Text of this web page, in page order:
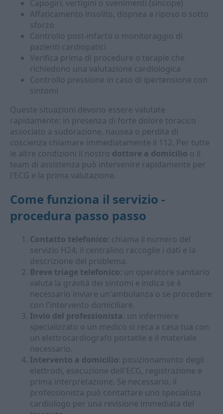
Capogiri, vertigini o svenimenti (sincope)
Affaticamento insolito, dispnea a riposo o sotto
sforzo
Controllo post-infarto o monitoraggio di
pazienti cardiopatici
Verifica prima di procedure o terapie che
richiedono una valutazione cardiologica
Controllo pressione in caso di ipertensione con
sintomi
Queste situazioni devono essere valutate
rapidamente: in presenza di forte dolore toracico
associato a sudorazione, nausea o perdita di
coscienza chiamare immediatamente il 112. Per tutte
le altre condizioni il nostro dottore a domicilio o il
team di assistenza può intervenire rapidamente per
l'ECG e la prima valutazione.
Come funziona il servizio -
procedura passo passo
Contatto telefonico: chiama il numero del
servizio H24; il centralino raccoglie i dati e la
descrizione del problema.
Breve triage telefonico: un operatore sanitario
valuta la gravità dei sintomi e indica se è
necessario inviare un'ambulanza o se procedere
con l'intervento domiciliare.
Invio del professionista: un infermiere
specializzato o un medico si reca a casa tua con
un elettrocardiografo portatile e il materiale
necessario.
Intervento a domicilio: posizionamento degli
elettrodi, esecuzione dell'ECG, registrazione e
prima interpretazione. Se necessario, il
professionista può contattare uno specialista
cardiologo per una revisione immediata del